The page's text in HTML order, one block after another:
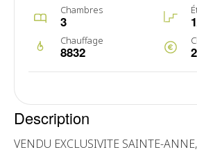
Chambres
3
Chauffage
8832
Description
VENDU EXCLUSIVITE SAINTE-